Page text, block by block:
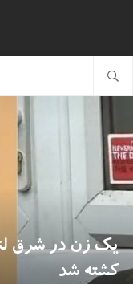
یک زن در شرق
کشته شد